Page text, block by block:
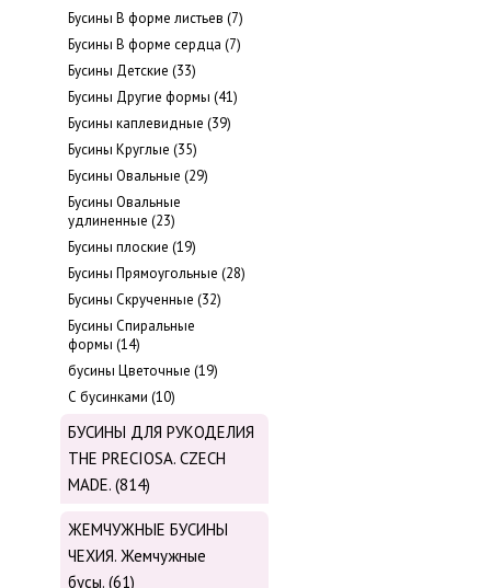
Бусины В форме листьев (7)
Бусины В форме сердца (7)
Бусины Детские (33)
Бусины Другие формы (41)
Бусины каплевидные (39)
Бусины Круглые (35)
Бусины Овальные (29)
Бусины Овальные
удлиненные (23)
Бусины плоские (19)
Бусины Прямоугольные (28)
Бусины Скрученные (32)
Бусины Спиральные
формы (14)
бусины Цветочные (19)
С бусинками (10)
БУСИНЫ ДЛЯ РУКОДЕЛИЯ
THE PRECIOSA. CZECH
MADE. (814)
ЖЕМЧУЖНЫЕ БУСИНЫ
ЧЕХИЯ. Жемчужные
бусы. (61)